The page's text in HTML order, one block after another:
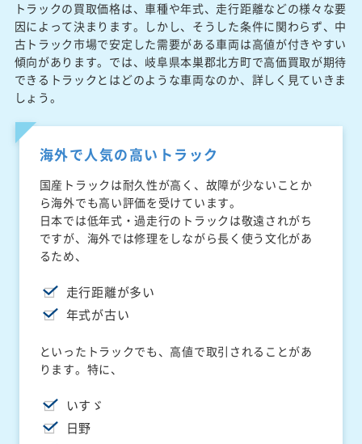
トラックの買取価格は、車種や年式、走行距離などの様々な要
因によって決まります。しかし、そうした条件に関わらず、中
古トラック市場で安定した需要がある車両は高値が付きやすい
傾向があります。では、岐阜県本巣郡北方町で高価買取が期待
できるトラックとはどのような車両なのか、詳しく見ていきま
しょう。
海外で人気の高いトラック
国産トラックは耐久性が高く、故障が少ないことか
ら海外でも高い評価を受けています。
日本では低年式・過走行のトラックは敬遠されがち
ですが、海外では修理をしながら長く使う文化があ
るため、
走行距離が多い
年式が古い
といったトラックでも、高値で取引されることがあ
ります。特に、
いすゞ
日野